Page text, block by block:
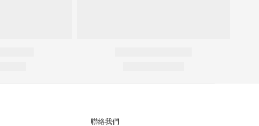
聯絡我們